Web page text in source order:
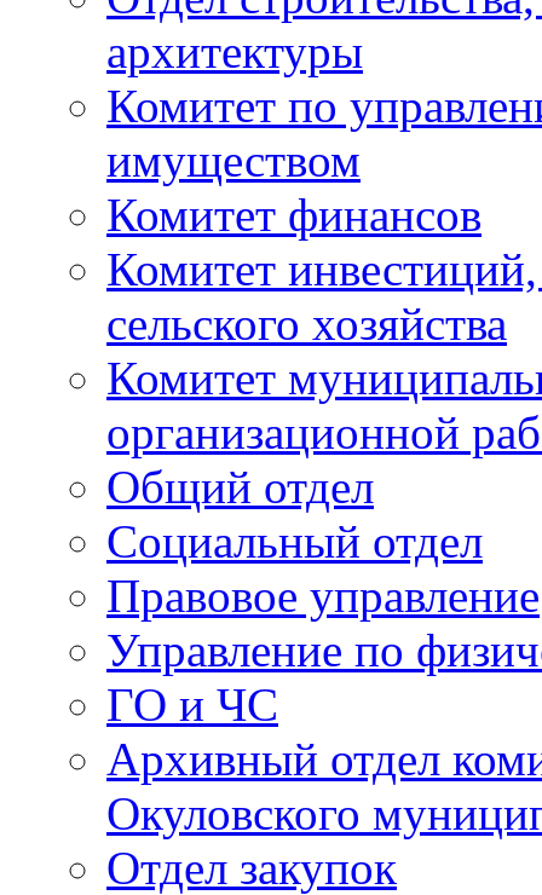
архитектуры
Комитет по
имуществом
Комитет финансов
Комитет
сельского хозяйства
Комитет
организационной
Общий отдел
Социальный отдел
Правовое управление
Управление по
ГО и ЧС
Архивный отдел
Окуловского
Отдел закупок